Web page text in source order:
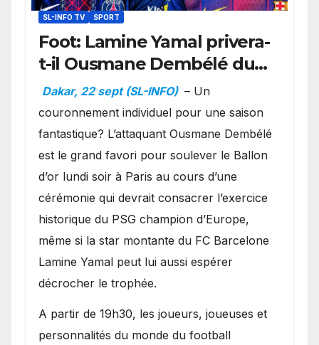
SL-INFO TV SPORT
Foot: Lamine Yamal privera-
t-il Ousmane Dembélé du
Ballon d’or ?
Dakar, 22 sept (SL-INFO) – Un
couronnement individuel pour une saison
fantastique? L’attaquant Ousmane Dembélé
est le grand favori pour soulever le Ballon
d’or lundi soir à Paris au cours d’une
cérémonie qui devrait consacrer l’exercice
historique du PSG champion d’Europe,
même si la star montante du FC Barcelone
Lamine Yamal peut lui aussi espérer
décrocher le trophée.
A partir de 19h30, les joueurs, joueuses et
personnalités du monde du football